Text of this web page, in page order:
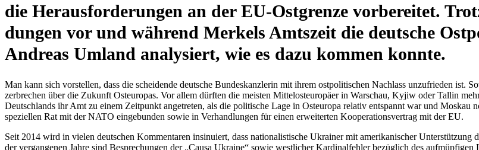
die Her­aus­for­de­run­gen an der EU-Ost­grenze vor­be­rei­tet.
dun­gen vor und während Merkels Amts­zeit die deut­sche
Andreas Umland ana­ly­siert, wie es dazu kommen konnte.
Man kann sich vor­stel­len, dass die schei­dende deut­sche Bun­des­kanz­le­rin mit ihrem ost­po­li­ti­schen Nach­lass unzu­frie­den
zer­bre­chen über die Zukunft Ost­eu­ro­pas. Vor allem dürften die meisten Mit­tel­ost­eu­ro­päer in War­schau, Kyjiw oder Tallin
Deutsch­lands ihr Amt zu einem Zeit­punkt ange­tre­ten, als die poli­ti­sche Lage in Ost­eu­ropa relativ ent­spannt war und
spe­zi­el­len Rat mit der NATO ein­ge­bun­den sowie in Ver­hand­lun­gen für einen erwei­ter­ten Koope­ra­ti­ons­ver­trag mit der EU.
Seit 2014 wird in vielen deut­schen Kom­men­ta­ren insi­nu­iert, dass natio­na­lis­ti­sche Ukrai­ner mit ame­ri­ka­ni­scher
der ver­gan­ge­nen Jahre sind Bespre­chun­gen der „Causa Ukraine“ sowie west­li­cher Kar­di­nal­feh­ler bezüg­lich des